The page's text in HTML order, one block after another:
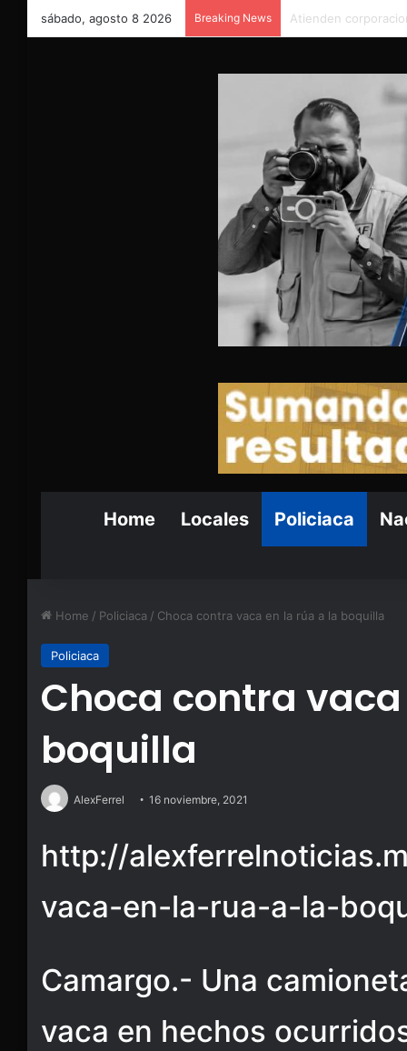
sábado, agosto 8 2026 Breaking News
Home Locales Policiaca
Home / Policiaca / Choca contra vaca en la rúa a la boquilla
Policiaca
Choca contra
boquilla
AlexFerrel 16 noviembre, 2021
http://
vaca-en-la-rua-a-la-
Camargo.- Una
vaca en hechos